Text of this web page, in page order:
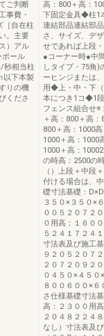
ご判断
事費・
［自在柱
。主要
）アル
ポール
秒相当柱
以下本製
りの機
くださ
高：800＋高：
下固定金具◆柱
連結部品連結部
さ、サイズ、デ
せであれば上段
●コーナー時●中
しタイプ・75角)
ーヒンジまたは
用◆上・中・下
本につき1コ◆1
フェンス組合せ※
＋高：800＋高
800＋高：1000
1000＋高：1000
1000＋高：
の時高：2500の
（）上段＋中段
付ける場合は、
礎寸法基礎：
３５０×３５０×
００５２０７２
０用高：１６０
５２４１７２４
寸法表及び施工
９２０５２０７
２０７２０９２
０４５０×４５
８００６００×
さ仕様基礎寸法
高：２３００用
２０４８２２４
なし）寸法表及